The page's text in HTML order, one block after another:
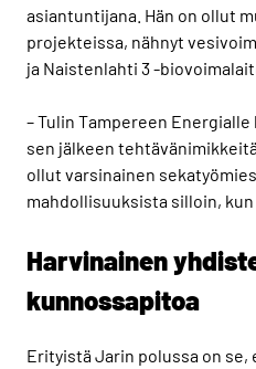
asiantuntijana. Hän on ollut
projekteissa, nähnyt
ja Naistenlahti 3 -
– Tulin Tampereen
sen jälkeen
ollut varsinainen
mahdollisuuksista silloin,
Harvinainen
kunnossapitoa
Erityistä Jarin polussa on se,